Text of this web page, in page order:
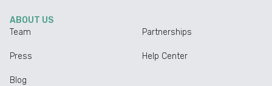
ABOUT US
Team
Partnerships
Press Help Center
Blog